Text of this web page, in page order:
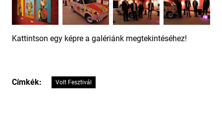
Kattintson egy képre a galériánk megtekintéséhez!
Címkék: Volt Fesztivál